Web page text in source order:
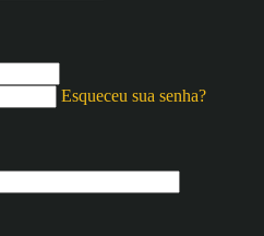
Esqueceu sua senha?